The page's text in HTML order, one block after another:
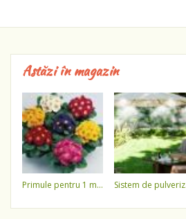
Astăzi în magazin
primule pentru 1 martie 3,5 lei / ghiveci !!!! sistem de pulverizare a apei